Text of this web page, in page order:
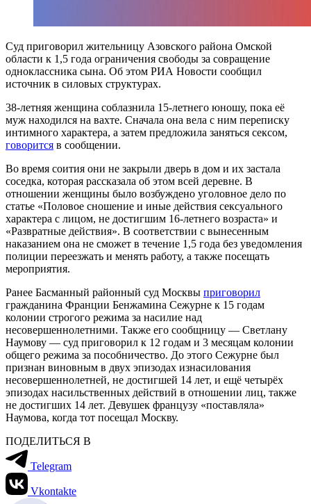
Суд приговорил жительницу Азовского района Омской
области к 1,5 года ограничения свободы за совращение
одноклассника сына. Об этом РИА Новости сообщил
источник в силовых структурах.
38-летняя женщина соблазнила 15-летнего юношу, пока её
муж находился на вахте. Сначала она вела с ним переписку
интимного характера, а затем предложила заняться сексом,
говорится в сообщении.
Во время соития они не закрыли дверь в дом и их застала
соседка, которая рассказала об этом всей деревне. В
отношении женщины было возбуждено уголовное дело по
статье «Половое сношение и иные действия сексуального
характера с лицом, не достигшим 16-летнего возраста» и
«Развратные действия». В соответствии с вынесенным
наказанием она не сможет в течение 1,5 года без уведомления
полиции переезжать и менять работу, а также посещать
мероприятия.
Ранее Басманный районный суд Москвы приговорил
гражданина Франции Бенжамина Сежурне к 15 годам
колонии строгого режима за насилие над
несовершеннолетними. Также его сообщницу — Светлану
Наумову — суд приговорил к 12 годам и 3 месяцам колонии
общего режима за пособничество. До этого Сежурне был
признан виновным в двух эпизодах изнасилования
несовершеннолетней, не достигшей 14 лет, и ещё четырёх
эпизодах насильственных действий в отношении лиц, также
не достигших 14 лет. Девушек французу «поставляла»
Наумова, когда тот посещал Москву.
ПОДЕЛИТЬСЯ В
Telegram
Vkontakte